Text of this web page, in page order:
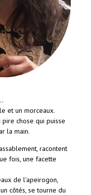
et un morceaux.
pire chose qui puisse
la main.
racontent
fois, une facette
de l'apeirogon,
côtés, se tourne du